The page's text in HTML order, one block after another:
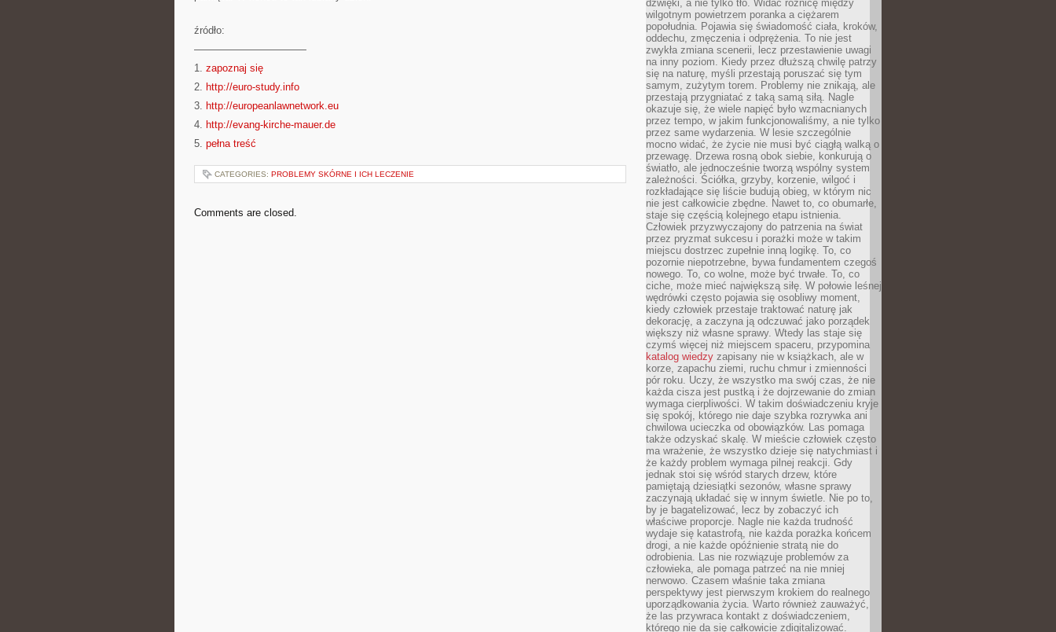
źródło:
———————————
1. zapoznaj się
2. http://euro-study.info
3. http://europeanlawnetwork.eu
4. http://evang-kirche-mauer.de
5. pełna treść
CATEGORIES: PROBLEMY SKÓRNE I ICH LECZENIE
Comments are closed.
dźwięki, a nie tylko tło. Widać różnicę między
wilgotnym powietrzem poranka a ciężarem
popołudnia. Pojawia się świadomość ciała, kroków,
oddechu, zmęczenia i odprężenia. To nie jest
zwykła zmiana scenerii, lecz przestawienie uwagi
na inny poziom. Kiedy przez dłuższą chwilę patrzy
się na naturę, myśli przestają poruszać się tym
samym, zużytym torem. Problemy nie znikają, ale
przestają przygniatać z taką samą siłą. Nagle
okazuje się, że wiele napięć było wzmacnianych
przez tempo, w jakim funkcjonowaliśmy, a nie tylko
przez same wydarzenia. W lesie szczególnie
mocno widać, że życie nie musi być ciągłą walką o
przewagę. Drzewa rosną obok siebie, konkurują o
światło, ale jednocześnie tworzą wspólny system
zależności. Ściółka, grzyby, korzenie, wilgoć i
rozkładające się liście budują obieg, w którym nic
nie jest całkowicie zbędne. Nawet to, co obumarłe,
staje się częścią kolejnego etapu istnienia.
Człowiek przyzwyczajony do patrzenia na świat
przez pryzmat sukcesu i porażki może w takim
miejscu dostrzec zupełnie inną logikę. To, co
pozornie niepotrzebne, bywa fundamentem czegoś
nowego. To, co wolne, może być trwałe. To, co
ciche, może mieć największą siłę. W połowie leśnej
wędrówki często pojawia się osobliwy moment,
kiedy człowiek przestaje traktować naturę jak
dekorację, a zaczyna ją odczuwać jako porządek
większy niż własne sprawy. Wtedy las staje się
czymś więcej niż miejscem spaceru, przypomina
katalog wiedzy zapisany nie w książkach, ale w
korze, zapachu ziemi, ruchu chmur i zmienności
pór roku. Uczy, że wszystko ma swój czas, że nie
każda cisza jest pustką i że dojrzewanie do zmian
wymaga cierpliwości. W takim doświadczeniu kryje
się spokój, którego nie daje szybka rozrywka ani
chwilowa ucieczka od obowiązków. Las pomaga
także odzyskać skalę. W mieście człowiek często
ma wrażenie, że wszystko dzieje się natychmiast i
że każdy problem wymaga pilnej reakcji. Gdy
jednak stoi się wśród starych drzew, które
pamiętają dziesiątki sezonów, własne sprawy
zaczynają układać się w innym świetle. Nie po to,
by je bagatelizować, lecz by zobaczyć ich
właściwe proporcje. Nagle nie każda trudność
wydaje się katastrofą, nie każda porażka końcem
drogi, a nie każde opóźnienie stratą nie do
odrobienia. Las nie rozwiązuje problemów za
człowieka, ale pomaga patrzeć na nie mniej
nerwowo. Czasem właśnie taka zmiana
perspektywy jest pierwszym krokiem do realnego
uporządkowania życia. Warto również zauważyć,
że las przywraca kontakt z doświadczeniem,
którego nie da się całkowicie zdigitalizować.